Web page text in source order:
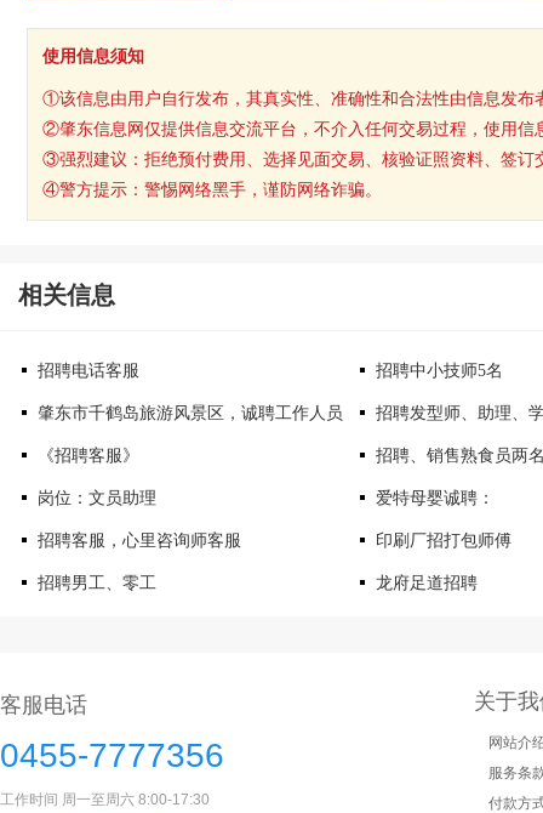
使用信息须知
①该信息由用户自行发布，其真实性、准确性和合法性由信息发布
②肇东信息网仅提供信息交流平台，不介入任何交易过程，使用信
③强烈建议：拒绝预付费用、选择见面交易、核验证照资料、签订
④警方提示：警惕网络黑手，谨防网络诈骗。
相关信息
招聘电话客服 招聘中小技师5名
肇东市千鹤岛旅游风景区，诚聘工作人员 招聘发型师、助理、
《招聘客服》 招聘、销售熟食员两
岗位：文员助理 爱特母婴诚聘：
招聘客服，心里咨询师客服 印刷厂招打包师傅
招聘男工、零工 龙府足道招聘
客服电话
0455-7777356
工作时间 周一至周六 8:00-17:30
关于
网站介
服务条
付款方